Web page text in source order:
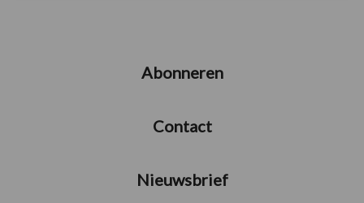
Abonneren
Contact
Nieuwsbrief